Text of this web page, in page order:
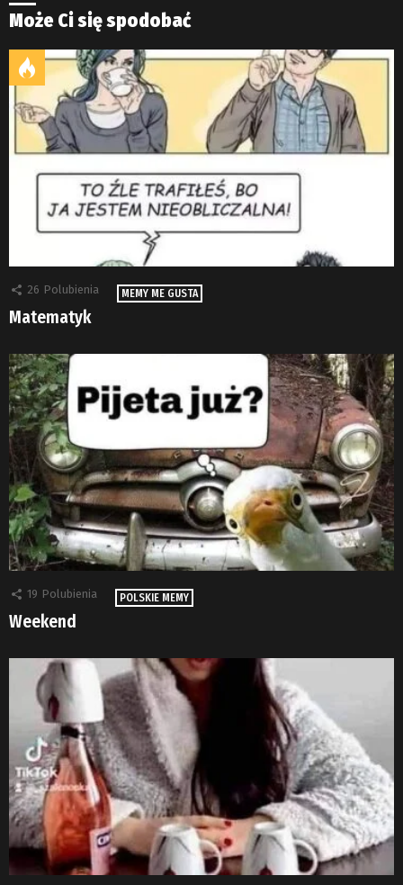
Może Ci się spodobać
26 Polubienia MEMY ME GUSTA
Matematyk
19 Polubienia POLSKIE MEMY
Weekend